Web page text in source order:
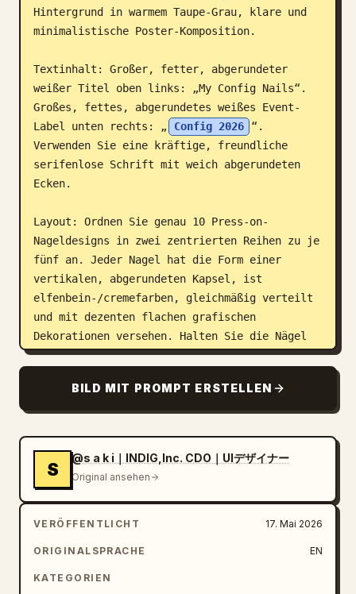
Hintergrund in warmem Taupe-Grau, klare und
minimalistische Poster-Komposition.
Textinhalt: Großer, fetter, abgerundeter
weißer Titel oben links: „My Config Nails“.
Großes, fettes, abgerundetes weißes Event-
Label unten rechts: „
Config 2026
“.
Verwenden Sie eine kräftige, freundliche
serifenlose Schrift mit weich abgerundeten
Ecken.
Layout: Ordnen Sie genau 10 Press-on-
Nageldesigns in zwei zentrierten Reihen zu je
fünf an. Jeder Nagel hat die Form einer
vertikalen, abgerundeten Kapsel, ist
elfenbein-/cremefarben, gleichmäßig verteilt
und mit dezenten flachen grafischen
Dekorationen versehen. Halten Sie die Nägel
groß und isoliert, wie bei einem Figma-
Nageldesigns, genau 10:
bestehend aus fünf abgerundeten, farbigen
Blobs in Rot-Orange, Koralle, Lila, Blau und
Grün.
2. Obere Reihe, zweiter Nagel: Abstrakte,
hellblaue, gestapelte Bohnenformen mit zwei
chrom-silbernen, kugelförmigen Nieten, eine
3. Obere Reihe, dritter Nagel: Rotes,
BILD MIT PROMPT ERSTELLEN
S
@s a k i｜INDIG,Inc. CDO｜UIデザイナー
Original ansehen
VERÖFFENTLICHT 17. Mai 2026
ORIGINALSPRACHE EN
KATEGORIEN